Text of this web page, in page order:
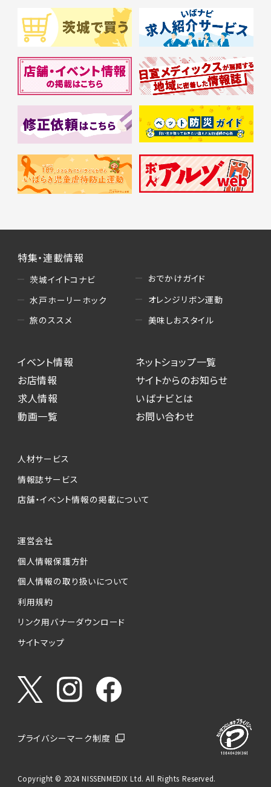
特集・連載情報
茨城イイトコナビ
水戸ホーリーホック
旅のススメ
おでかけガイド
オレンジリボン運動
美味しおスタイル
イベント情報
お店情報
求人情報
動画一覧
ネットショップ一覧
サイトからのお知らせ
いばナビとは
お問い合わせ
人材サービス
情報誌サービス
店舗・イベント情報の掲載について
運営会社
個人情報保護方針
個人情報の取り扱いについて
利用規約
リンク用バナーダウンロード
サイトマップ
プライバシーマーク制度
Copyright © 2024 NISSENMEDIX Ltd. All Rights Reserved.